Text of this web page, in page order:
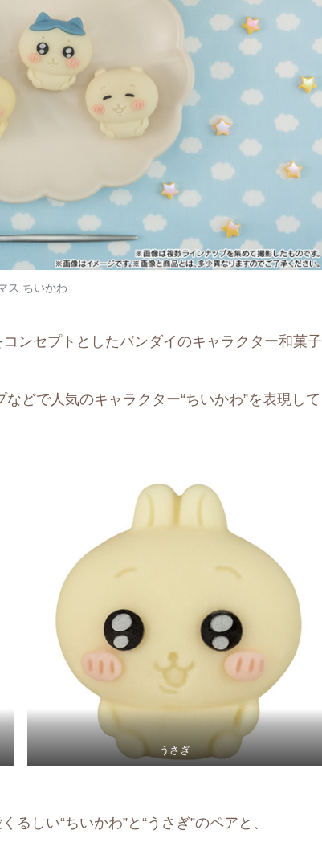
ス ちいかわ
コンセプトとしたバンダイのキャラクター和菓子
どで人気のキャラクター“ちいかわ”を表現して
うさぎ
しい“ちいかわ”と“うさぎ”のペアと、